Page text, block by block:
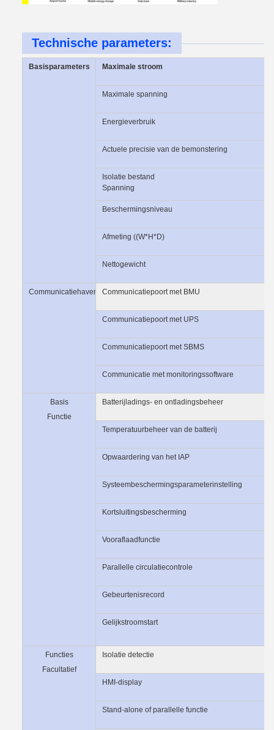
Technische parameters:
Basisparameters Maximale stroom
Maximale spanning
Energieverbruik
Actuele precisie van de bemonstering
Isolatie bestand
Spanning
Beschermingsniveau
Afmeting ((W*H*D)
Nettogewicht
Communicatiehaven Communicatiepoort met BMU
Communicatiepoort met UPS
Communicatiepoort met SBMS
Communicatie met monitoringssoftware
Basis
Functie
Batterijladings- en ontladingsbeheer
Temperatuurbeheer van de batterij
Opwaardering van het IAP
Systeembeschermingsparameterinstelling
Kortsluitingsbescherming
Vooraflaadfunctie
Parallelle circulatiecontrole
Gebeurtenisrecord
Gelijkstroomstart
Functies
Facultatief
Isolatie detectie
HMI-display
Stand-alone of parallelle functie